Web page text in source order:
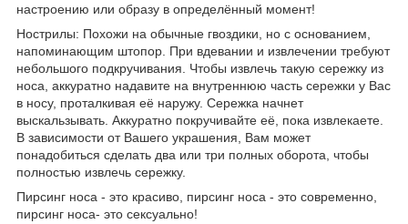
настроению или образу в определённый момент!
Нострилы: Похожи на обычные гвоздики, но с основанием,
напоминающим штопор. При вдевании и извлечении требуют
небольшого подкручивания. Чтобы извлечь такую сережку из
носа, аккуратно надавите на внутреннюю часть сережки у Вас
в носу, проталкивая её наружу. Сережка начнет
выскальзывать. Аккуратно покручивайте её, пока извлекаете.
В зависимости от Вашего украшения, Вам может
понадобиться сделать два или три полных оборота, чтобы
полностью извлечь сережку.
Пирсинг носа - это красиво, пирсинг носа - это современно,
пирсинг носа- это сексуально!